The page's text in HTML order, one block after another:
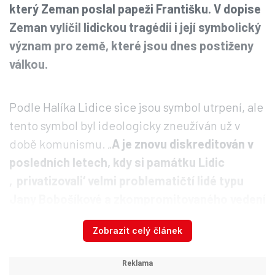
který Zeman poslal papeži Františku. V dopise
Zeman vylíčil lidickou tragédii i její symbolický
význam pro země, které jsou dnes postiženy
válkou.
Podle Halíka Lidice sice jsou symbol utrpení, ale
tento symbol byl ideologicky zneužíván už v
době komunismu. „A je znovu diskreditován v
posledních letech, kdy si památku Lidic
Českého svazu bojovníků za svobodu, což
vedlo k protestu řady skutečných obětí
Zobrazit celý článek